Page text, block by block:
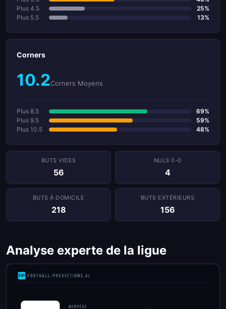
Plus 4.5
25%
Plus 5.5
13%
Corners
10.2Corners Moyens
Plus 8.5
69%
Plus 9.5
59%
Plus 10.5
48%
BUTS VIDES
56
NULS 0-0
4
BUTS À DOMICILE
218
BUTS EXTÉRIEURS
156
Analyse experte de la ligue